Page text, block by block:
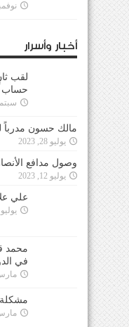
نوفمبر 27,
أخبار وأسرار
لقب
حساب
سبتمبر 15,
مالك حسون مدرباً
يوليو 28, 2023
وصول مدافع
يوليو 12, 2023
علي
يوليو 8, 2023
محمد
في
مارس 24,
مارس 24,